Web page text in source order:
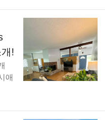
!
애